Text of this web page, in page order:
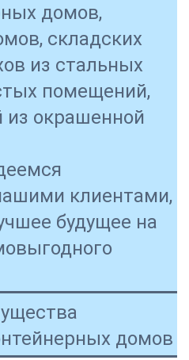
домов,
складских
из стальных
помещений,
из окрашенной
клиентами,
будущее на
домов